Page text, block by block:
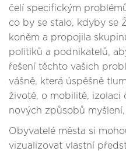
čelí specifickým
co by se stalo, kdyby se
koněm a propojila
politiků a podnikatelů,
řešení těchto vašich
vášně, která úspěšně
životě, o mobilitě,
nových způsobů
Obyvatelé města si
vizualizovat vlastní